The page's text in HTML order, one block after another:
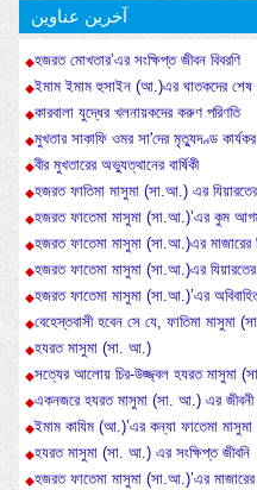
آخرین عناوین
হজরত মোখতার’এর সংক্ষিপ্ত জীবন বিবরণি
ইমাম ইমাম হুসাইন (আ.)এর ঘাতকদের শেষ
কারবালা যুদ্ধের খলনায়কদের করুণ পরিণতি
মুখতার সাকাফি ওমর সা'দের মৃত্যুদণ্ড
বীর মুখতারের অভ্যুত্থানের বার্ষিকী
হজরত ফাতিমা মাসুমা (সা.আ.) এর
হজরত ফাতেমা মাসুমা (সা.আ.)’এর কুম
হজরত ফাতেমা মাসুমা (সা.আ.)এর মাজারের
হজরত ফাতেমা মাসুমা (সা.আ.)এর
হজরত ফাতেমা মাসুমা (সা.আ.)’এর
বেহেস্তবাসী হবেন সে যে, ফাতিমা মাসুমা
হযরত মাসুমা (সা. আ.)
সত্যের আলোয় চির-উজ্জ্বল হযরত মাসুমা
একনজরে হযরত মাসুমা (সা. আ.) এর জীবনী
ইমাম কাযিম (আ.)’এর কন্যা ফাতেমা
হযরত মাসুমা (সা. আ.) এর সংক্ষিপ্ত জীবনি
হজরত ফাতেমা মাসুমা (সা.আ.)’এর মাজারের